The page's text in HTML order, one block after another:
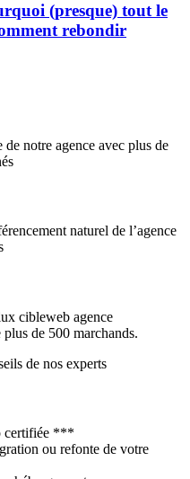
(presque) tout le
rebondir
notre agence avec plus de
naturel de l’agence
cibleweb agence
de 500 marchands.
de nos experts
certifiée ***
ou refonte de votre